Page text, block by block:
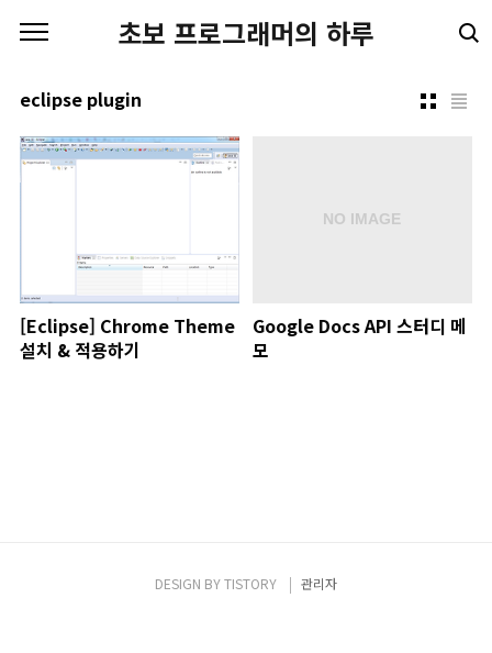
초보 프로그래머의 하루
eclipse plugin
[Eclipse] Chrome Theme
설치 & 적용하기
Google Docs API 스터디 메
모
DESIGN BYTISTORY 관리자